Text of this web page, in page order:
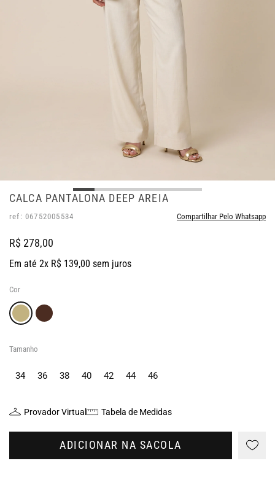
CALCA PANTALONA DEEP AREIA
ref: 06752005534 Compartilhar Pelo Whatsapp
R$ 278,00
Em até 2x R$ 139,00 sem juros
Cor
Tamanho
34 36 38 40 42 44 46
Provador Virtual Tabela de Medidas
ADICIONAR NA SACOLA